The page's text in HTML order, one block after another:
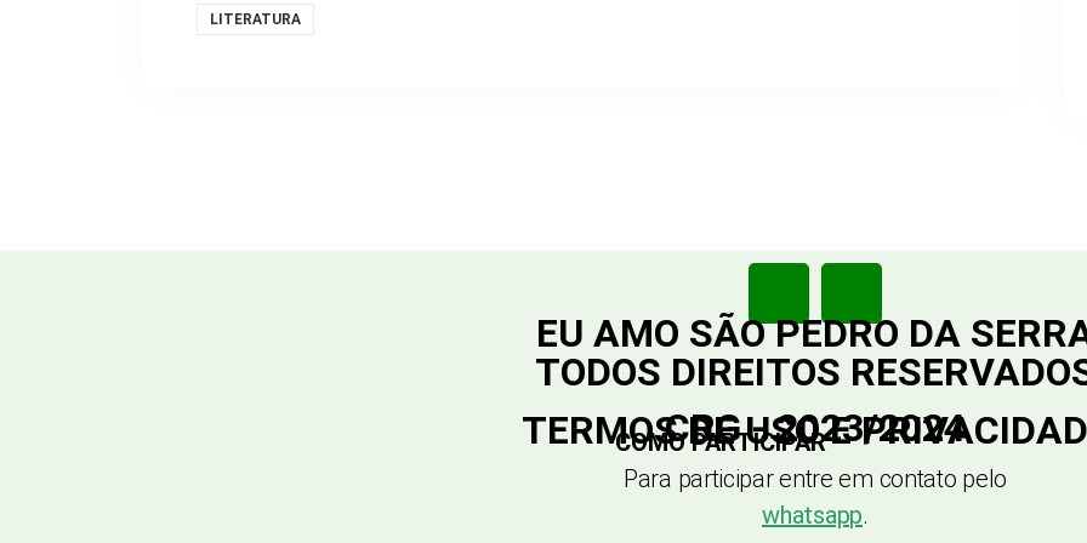
LITERATURA
EU AMO SÃO PEDRO DA
TODOS DIREITOS
CRG - 2023/2024
TERMOS DE USO E
COMO PARTICIPAR
Para participar entre em contato pelo
whatsapp.